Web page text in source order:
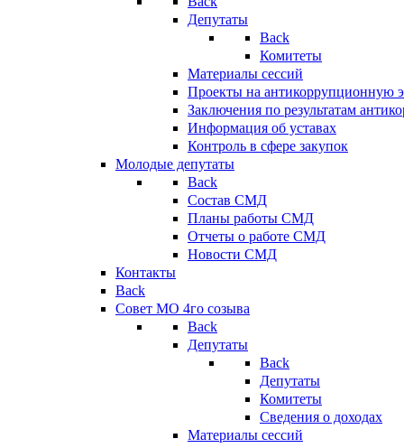
Депутаты
Back
Комитеты
Материалы сессий
Проекты на антикоррупционную
Заключения по результатам
Информация об уставах
Контроль в сфере закупок
Молодые депутаты
Back
Состав СМД
Планы работы СМД
Отчеты о работе СМД
Новости СМД
Контакты
Back
Совет МО 4го созыва
Back
Депутаты
Back
Депутаты
Комитеты
Сведения о доходах
Материалы сессий